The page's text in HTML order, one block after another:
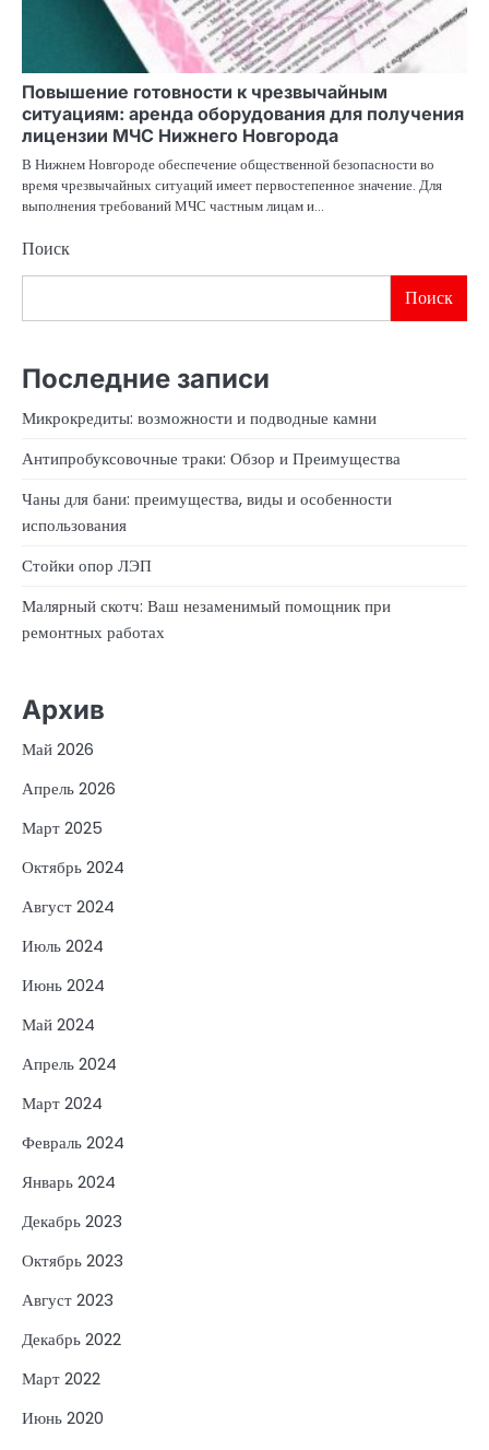
Повышение готовности к чрезвычайным
ситуациям: аренда оборудования для получения
лицензии МЧС Нижнего Новгорода
В Нижнем Новгороде обеспечение общественной безопасности во
время чрезвычайных ситуаций имеет первостепенное значение. Для
выполнения требований МЧС частным лицам и…
Поиск
Поиск
Последние записи
Микрокредиты: возможности и подводные камни
Антипробуксовочные траки: Обзор и Преимущества
Чаны для бани: преимущества, виды и особенности
использования
Стойки опор ЛЭП
Малярный скотч: Ваш незаменимый помощник при
ремонтных работах
Архив
Май 2026
Апрель 2026
Март 2025
Октябрь 2024
Август 2024
Июль 2024
Июнь 2024
Май 2024
Апрель 2024
Март 2024
Февраль 2024
Январь 2024
Декабрь 2023
Октябрь 2023
Август 2023
Декабрь 2022
Март 2022
Июнь 2020